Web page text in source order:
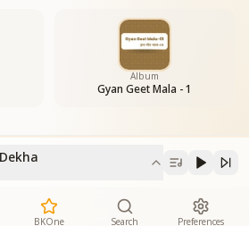
Album
Gyan Geet Mala - 1
BKOne Search Preferences